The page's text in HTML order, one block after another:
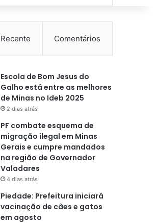
Recente Comentários
Escola de Bom Jesus do
Galho está entre as melhores
de Minas no Ideb 2025
2 dias atrás
PF combate esquema de
migração ilegal em Minas
Gerais e cumpre mandados
na região de Governador
Valadares
4 dias atrás
Piedade: Prefeitura iniciará
vacinação de cães e gatos
em agosto